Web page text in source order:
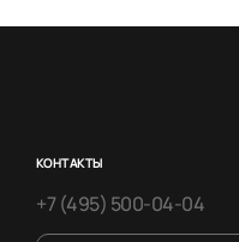
КОНТАКТЫ
+7 (495) 500-04-04